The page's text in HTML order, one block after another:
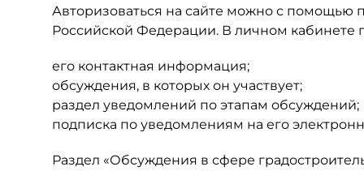
Авторизоваться на сайте можно с помощью
Российской Федерации. В личном кабинете
его контактная информация;
обсуждения, в которых он участвует;
раздел уведомлений по этапам обсуждений;
подписка по уведомлениям на его
Раздел «Обсуждения в сфере